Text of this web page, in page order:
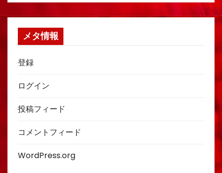
メタ情報
登録
ログイン
投稿フィード
コメントフィード
WordPress.org